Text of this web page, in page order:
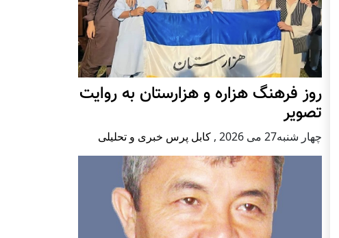
روز فرهنگ هزاره و هزارستان به روایت
تصویر
چهار شنبه27 می 2026 , کابل پرس خبری و تحلیلی